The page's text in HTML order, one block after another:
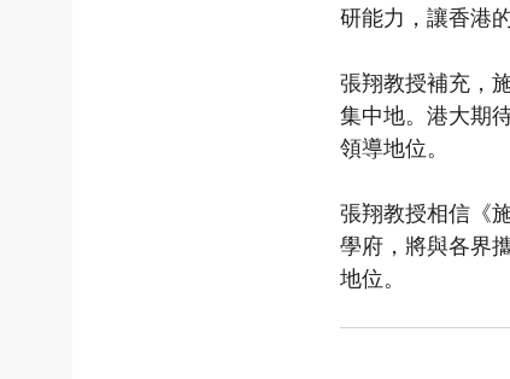
研能力，讓香港
張翔教授補充，
集中地。港大期
領導地位。
張翔教授相信《
學府，將與各界
地位。